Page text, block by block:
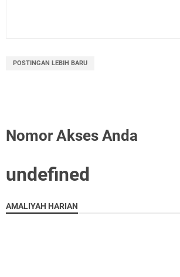
POSTINGAN LEBIH BARU
Nomor Akses Anda
undefned
AMALIYAH HARIAN